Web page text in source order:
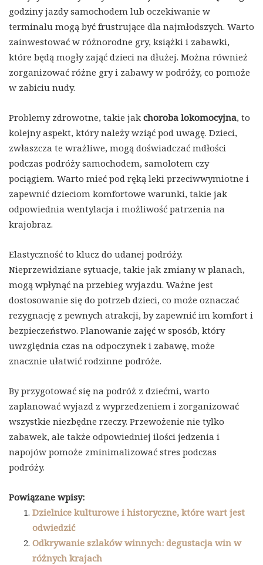
godziny jazdy samochodem lub oczekiwanie w
terminalu mogą być frustrujące dla najmłodszych. Warto
zainwestować w różnorodne gry, książki i zabawki,
które będą mogły zająć dzieci na dłużej. Można również
zorganizować różne gry i zabawy w podróży, co pomoże
w zabiciu nudy.
Problemy zdrowotne, takie jak choroba lokomocyjna, to
kolejny aspekt, który należy wziąć pod uwagę. Dzieci,
zwłaszcza te wrażliwe, mogą doświadczać mdłości
podczas podróży samochodem, samolotem czy
pociągiem. Warto mieć pod ręką leki przeciwwymiotne i
zapewnić dzieciom komfortowe warunki, takie jak
odpowiednia wentylacja i możliwość patrzenia na
krajobraz.
Elastyczność to klucz do udanej podróży.
Nieprzewidziane sytuacje, takie jak zmiany w planach,
mogą wpłynąć na przebieg wyjazdu. Ważne jest
dostosowanie się do potrzeb dzieci, co może oznaczać
rezygnację z pewnych atrakcji, by zapewnić im komfort i
bezpieczeństwo. Planowanie zajęć w sposób, który
uwzględnia czas na odpoczynek i zabawę, może
znacznie ułatwić rodzinne podróże.
By przygotować się na podróż z dziećmi, warto
zaplanować wyjazd z wyprzedzeniem i zorganizować
wszystkie niezbędne rzeczy. Przewożenie nie tylko
zabawek, ale także odpowiedniej ilości jedzenia i
napojów pomoże zminimalizować stres podczas
podróży.
Powiązane wpisy:
Dzielnice kulturowe i historyczne, które wart jest
odwiedzić
Odkrywanie szlaków winnych: degustacja win w
różnych krajach